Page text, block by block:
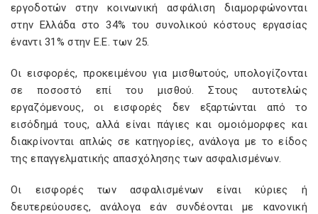
εργοδοτών στην κοινωνική ασφάλιση διαμορφώνονται
στην Ελλάδα στο 34% του συνολικού κόστους εργασίας
έναντι 31% στην Ε.Ε. των 25.
Οι εισφορές, προκειμένου για μισθωτούς, υπολογίζονται
σε ποσοστό επί του μισθού. Στους αυτοτελώς
εργαζόμενους, οι εισφορές δεν εξαρτώνται από το
εισόδηµά τους, αλλά είναι πάγιες και ομοιόμορφες και
διακρίνονται απλώς σε κατηγορίες, ανάλογα µε το είδος
της επαγγελματικής απασχόλησης των ασφαλισμένων.
Οι εισφορές των ασφαλισμένων είναι κύριες ή
δευτερεύουσες, ανάλογα εάν συνδέονται µε κανονική